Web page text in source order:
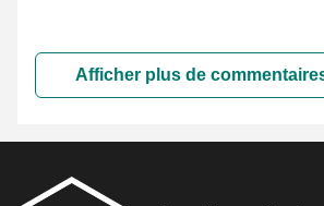
Afficher plus de